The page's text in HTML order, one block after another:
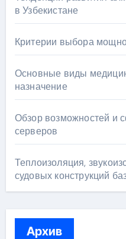
в Узбекистане
Критерии выбора
Основные виды
назначение
Обзор возможностей и
серверов
Теплоизоляция,
судовых конструкций
Архив